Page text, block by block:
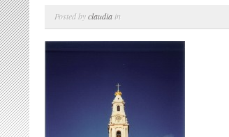
Posted byclaudia in